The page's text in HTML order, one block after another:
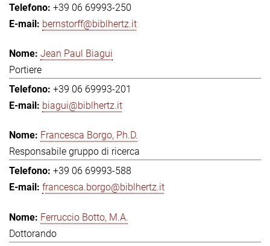
+39 06 69993-250
bernstorff@biblhertz.it
Jean Paul Biagui
Portiere
+39 06 69993-201
biagui@biblhertz.it
Francesca Borgo, Ph.D.
Responsabile gruppo di ricerca
+39 06 69993-588
francesca.borgo@biblhertz.it
Ferruccio Botto, M.A.
Dottorando